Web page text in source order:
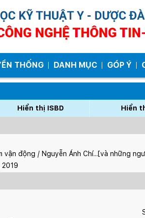
THỐNG DANH MỤC GÓP Ý
Hiển thị ISBD Hiển
vận động / Nguyễn Ánh Chí...[và những
2019